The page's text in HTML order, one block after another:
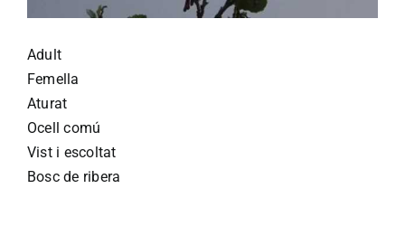
Adult
Femella
Aturat
Ocell comú
Vist i escoltat
Bosc de ribera